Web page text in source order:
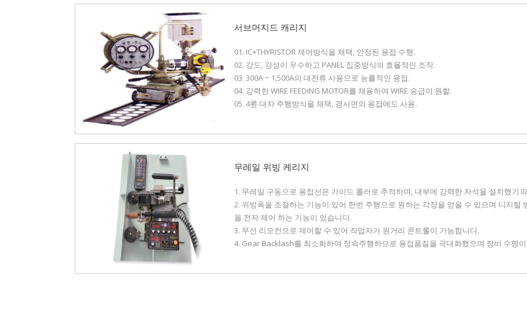
서브머지드 캐리지
01. IC+THYRISTOR 제어방식을 채택, 안정된 용접 수행.
02. 강도, 강성이 우수하고 PANEL 집중방식의 효율적인 조작.
03. 300A ~ 1,500A의 대전류 사용으로 능률적인 용접.
04. 강력한 WIRE FEEDING MOTOR를 채용하여 WIRE 송급이 원할.
05. 4륜 대차 주행방식을 채택, 경사면의 용접에도 사용.
무레일 위빙 케리지
1. 무레일 구동으로 용접선은 가이드 롤러로 추적하며, 내부에 강력한 자석을 설치했기
2. 위빙폭을 조절하는 기능이 있어 한번 주행으로 원하는 각장을 얻을 수 있으며 디지털
을 전자 제어 하는 기능이 있습니다.
3. 무선 리모컨으로 제어할 수 있어 작업자가 원거리 콘트롤이 가능합니다.
4. Gear Backlash를 최소화하여 정속주행하므로 용접품질을 극대화했으며 장비 수명